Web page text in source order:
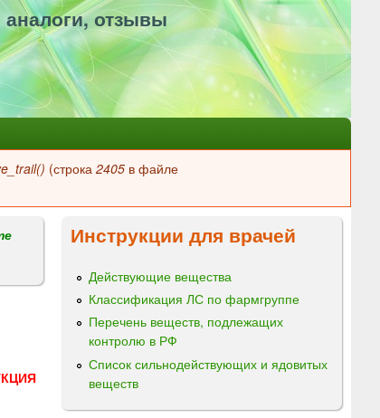
отзывы
(строка 2405 в файле
Инструкции для врачей
Действующие вещества
Классификация ЛС по фармгруппе
Перечень веществ, подлежащих
контролю в РФ
Список сильнодействующих и ядовитых
веществ